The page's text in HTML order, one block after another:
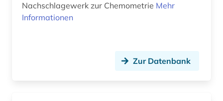
Nachschlagewerk zur Chemometrie Mehr
Informationen
Zur Datenbank